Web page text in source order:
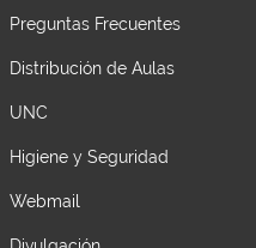
Preguntas Frecuentes
Distribución de Aulas
UNC
Higiene y Seguridad
Webmail